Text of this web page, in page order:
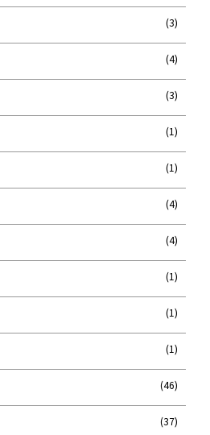
(3)
(4)
(3)
(1)
(1)
(4)
(4)
(1)
(1)
(1)
(46)
(37)